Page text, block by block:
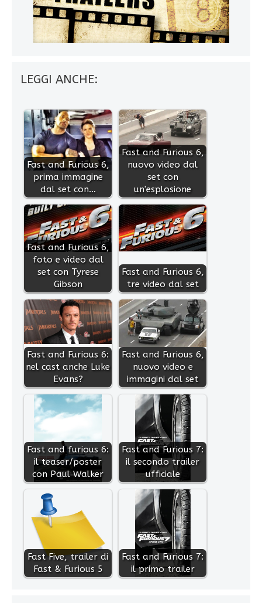
LEGGI ANCHE:
Fast and Furious 6,
prima immagine
dal set con…
Fast and Furious 6,
nuovo video dal
set con
un'esplosione
Fast and Furious 6,
foto e video dal
set con Tyrese
Gibson
Fast and Furious 6,
tre video dal set
Fast and Furious 6:
nel cast anche Luke
Evans?
Fast and Furious 6,
nuovo video e
immagini dal set
Fast and furious 6:
il teaser/poster
con Paul Walker
Fast and Furious 7:
il secondo trailer
ufficiale
Fast Five, trailer di
Fast & Furious 5
Fast and Furious 7:
il primo trailer